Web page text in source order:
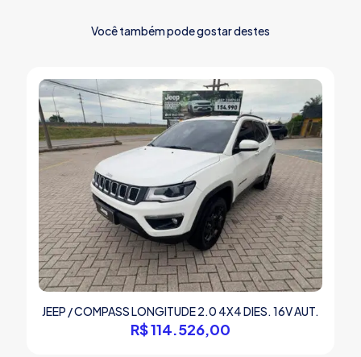
Você também pode gostar destes
JEEP / COMPASS LONGITUDE 2.0 4X4 DIES. 16V AUT.
R$114.526,00